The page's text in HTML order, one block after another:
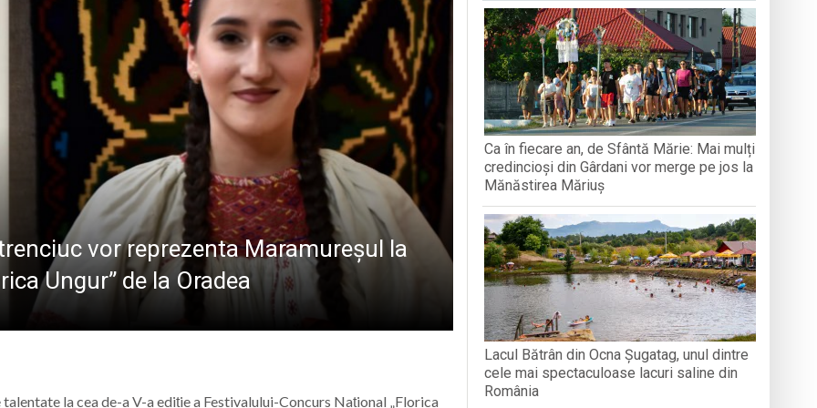
Baia Mare: Întreaga familie este invitată să vizioneze filmul de animație „Luca”
față în față cu adversari de elită la campionatul derulat în cadrul Grand Prix România
Maicii Domnului” în Parohia Șieu: Aproape 100 de copii au participat la activități
Mare, vizitat de numeroși turiști din țară și străinătate
BAVAREZE PE CÂMPIA TINERETULUI
vor reprezenta Maramureșul la
Ungur” de la Oradea
la cea de-a V-a ediție a Festivalului-Concurs Național „Florica
Ca în fiecare an, de Sfântă Mărie: Mai mulți
credincioși din Gârdani vor merge pe jos la
Mănăstirea Măriuș
Lacul Bătrân din Ocna Șugatag, unul dintre
cele mai spectaculoase lacuri saline din
România